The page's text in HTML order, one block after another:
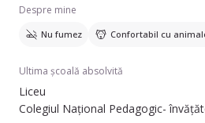
Mă puteți contacta pentru mai multe
(Am experiență cu copii care suferă
educaționale speciale, și îmi doresc
Despre mine
Nu fumez Confortabil cu
Ultima școală absolvită
Liceu
Colegiul Național Pedagogic-